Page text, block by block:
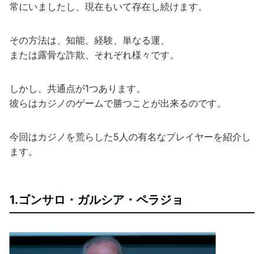
常にいましたし、現在もいて存在し続けます。
その方法は、知能、経験、単なる運、
または露骨な詐欺、それぞれ様々です。
しかし、共通点が1つあります。
彼らはカジノのゲームで勝つことが出来るのです。
今回はカジノを荒らした5人の有名なプレイヤーを紹介し
ます。
1.ゴンサロ・ガルシア・ペラジョ